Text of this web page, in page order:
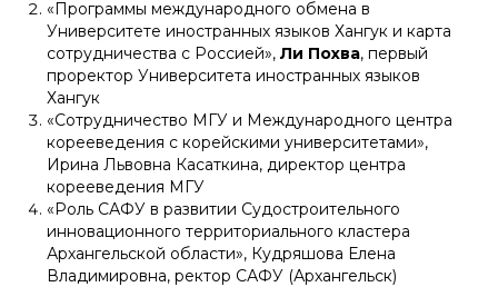
«Программы международного обмена в
Университете иностранных языков Хангук и карта
сотрудничества с Россией», Ли Похва, первый
проректор Университета иностранных языков
Хангук
«Сотрудничество МГУ и Международного центра
корееведения с корейскими университетами»,
Ирина Львовна Касаткина, директор центра
корееведения МГУ
«Роль САФУ в развитии Судостроительного
инновационного территориального кластера
Архангельской области», Кудряшова Елена
Владимировна, ректор САФУ (Архангельск)